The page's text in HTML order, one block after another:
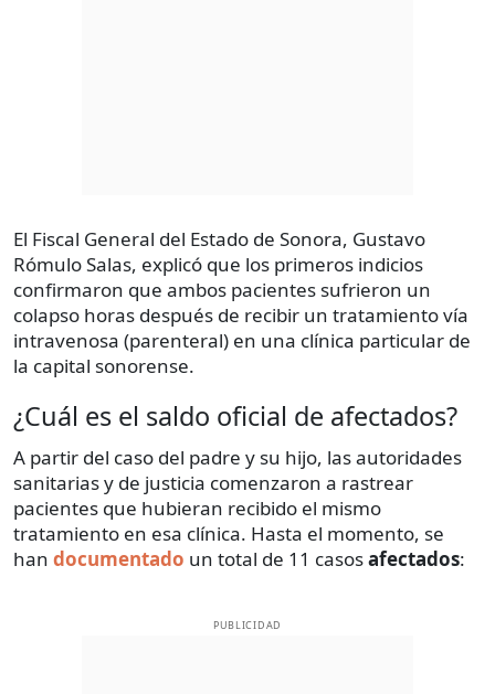
El Fiscal General del Estado de Sonora, Gustavo
Rómulo Salas, explicó que los primeros indicios
confirmaron que ambos pacientes sufrieron un
colapso horas después de recibir un tratamiento vía
intravenosa (parenteral) en una clínica particular de
la capital sonorense.
¿Cuál es el saldo oficial de afectados?
A partir del caso del padre y su hijo, las autoridades
sanitarias y de justicia comenzaron a rastrear
pacientes que hubieran recibido el mismo
tratamiento en esa clínica. Hasta el momento, se
han documentado un total de 11 casosafectados:
PUBLICIDAD